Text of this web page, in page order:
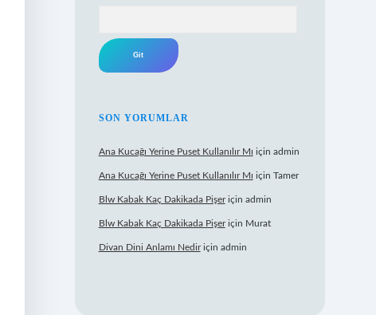
SON YORUMLAR
Ana Kucağı Yerine Puset Kullanılır Mı için admin
Ana Kucağı Yerine Puset Kullanılır Mı için Tamer
Blw Kabak Kaç Dakikada Pişeriçin admin
Blw Kabak Kaç Dakikada Pişeriçin Murat
Divan Dini Anlamı Nediriçin admin